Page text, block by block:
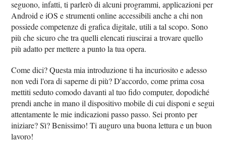
seguono, infatti, ti parlerò di alcuni programmi, applicazioni per
Android e iOS e strumenti online accessibili anche a chi non
possiede competenze di grafica digitale, utili a tal scopo. Sono
più che sicuro che tra quelli elencati riuscirai a trovare quello
più adatto per mettere a punto la tua opera.
Come dici? Questa mia introduzione ti ha incuriosito e adesso
non vedi l'ora di saperne di più? D'accordo, come prima cosa
mettiti seduto comodo davanti al tuo fido computer, dopodiché
prendi anche in mano il dispositivo mobile di cui disponi e segui
attentamente le mie indicazioni passo passo. Sei pronto per
iniziare? Sì? Benissimo! Ti auguro una buona lettura e un buon
lavoro!